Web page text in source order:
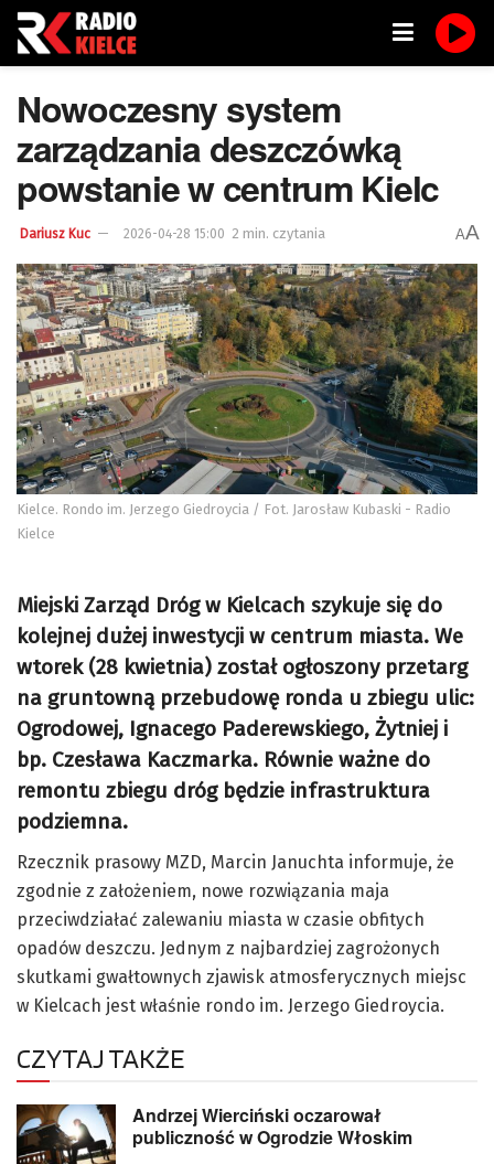
Nowoczesny system
zarządzania deszczówką
powstanie w centrum Kielc
Dariusz Kuc 2026-04-28 15:00 2 min. czytania AA
Kielce. Rondo im. Jerzego Giedroycia / Fot. Jarosław Kubaski - Radio
Kielce
Miejski Zarząd Dróg w Kielcach szykuje się do
kolejnej dużej inwestycji w centrum miasta. We
wtorek (28 kwietnia) został ogłoszony przetarg
na gruntowną przebudowę ronda u zbiegu ulic:
Ogrodowej, Ignacego Paderewskiego, Żytniej i
bp. Czesława Kaczmarka. Równie ważne do
remontu zbiegu dróg będzie infrastruktura
podziemna.
Rzecznik prasowy MZD, Marcin Januchta informuje, że
zgodnie z założeniem, nowe rozwiązania maja
przeciwdziałać zalewaniu miasta w czasie obfitych
opadów deszczu. Jednym z najbardziej zagrożonych
skutkami gwałtownych zjawisk atmosferycznych miejsc
w Kielcach jest właśnie rondo im. Jerzego Giedroycia.
CZYTAJ TAKŻE
Andrzej Wierciński oczarował
publiczność w Ogrodzie Włoskim